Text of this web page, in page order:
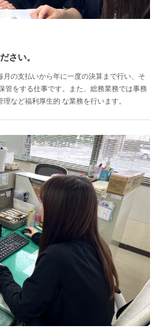
さい。
月の支払いから年に一度の決算まで行い、そ
管をする仕事です。また、総務業務では事務
など福利厚生的 な業務を行います。